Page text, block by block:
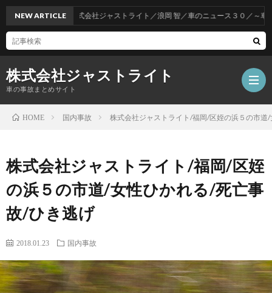
株式会社ジャストライト
車の事故まとめサイト
故
運
NEW ARTICLE株式会社ジャストライト／浪岡 智／車のニュース３０／～車をお
HOME 国内事故 株式会社ジャストライト/福岡/区姪の浜５の市
株式会社ジャストライト/福岡/区姪
の浜５の市道/女性ひかれる/死亡事
故/ひき逃げ
2018.01.23 国内事故